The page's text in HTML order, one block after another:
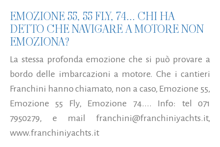
EMOZIONE 55, 55 FLY, 74... CHI HA
DETTO CHE NAVIGARE A MOTORE NON
EMOZIONA?
La stessa profonda emozione che si può provare a
bordo delle imbarcazioni a motore. Che i cantieri
Franchini hanno chiamato, non a caso, Emozione 55,
Emozione 55 Fly, Emozione 74.... Info: tel 071
7950279, e mail franchini@franchiniyachts.it,
www.franchiniyachts.it